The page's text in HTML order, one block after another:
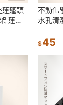
蓮蓬頭
蓮蓬
不動化
水孔清
$45